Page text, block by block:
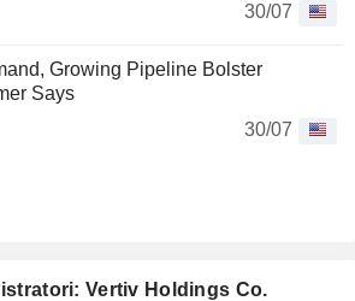
30/07
Growing Pipeline Bolster
Says
30/07
Vertiv Holdings Co.